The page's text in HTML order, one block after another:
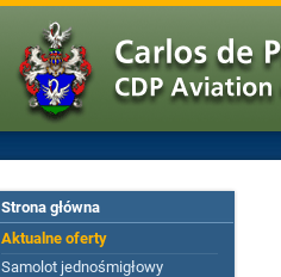
Strona główna
Aktualne oferty
Samolot jednośmigłowy